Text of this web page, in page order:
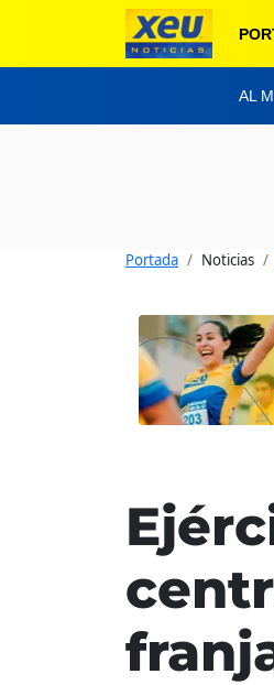
AL
Portada Noticias